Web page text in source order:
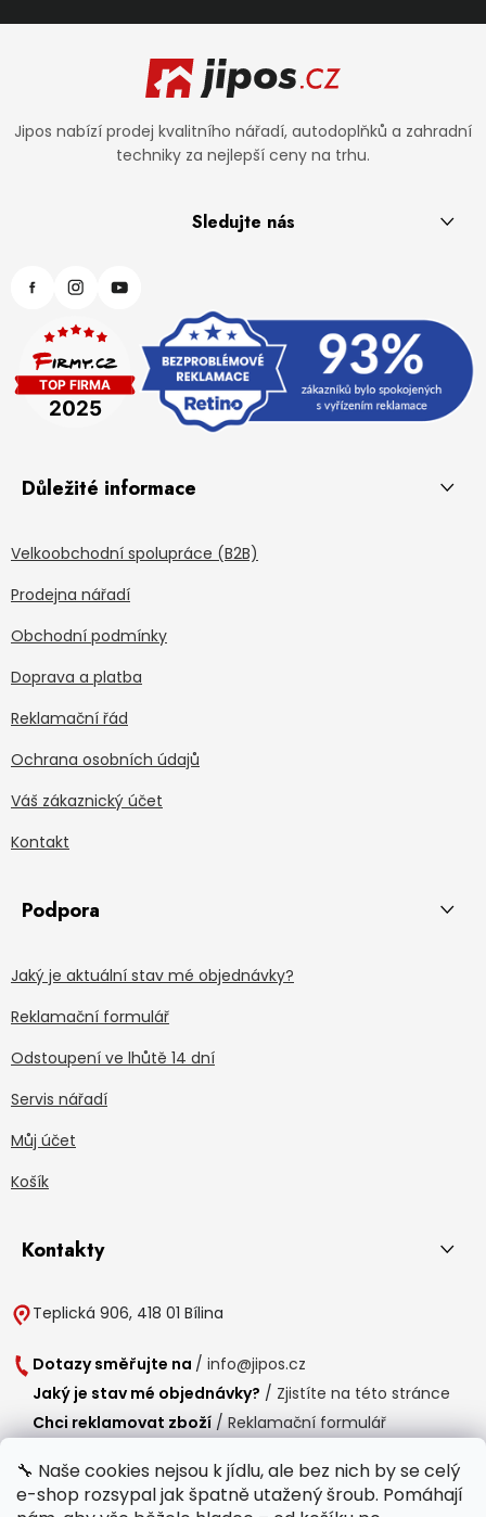
🔧 Naše cookies nejsou k jídlu, ale bez nich by se celý
e-shop rozsypal jak špatně utažený šroub. Pomáhají
Zápatí
Jipos nabízí prodej kvalitního nářadí, autodoplňků a zahradní
techniky za nejlepší ceny na trhu.
Sledujte nás
Důležité informace
Velkoobchodní spolupráce (B2B)
Prodejna nářadí
Obchodní podmínky
Doprava a platba
Reklamační řád
Ochrana osobních údajů
Váš zákaznický účet
Kontakt
Podpora
Jaký je aktuální stav mé objednávky?
Reklamační formulář
Odstoupení ve lhůtě 14 dní
Servis nářadí
Můj účet
Košík
Kontakty
Teplická 906, 418 01 Bílina
Dotazy směřujte na / info@jipos.cz
Jaký je stav mé objednávky? / Zjistíte na této stránce
Chci reklamovat zboží / Reklamační formulář
Provozní doba